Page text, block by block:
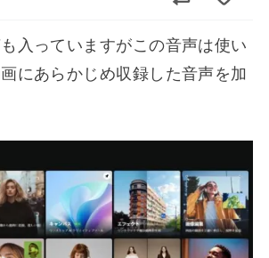
入っていますがこの音声は使い
にあらかじめ収録した音声を加